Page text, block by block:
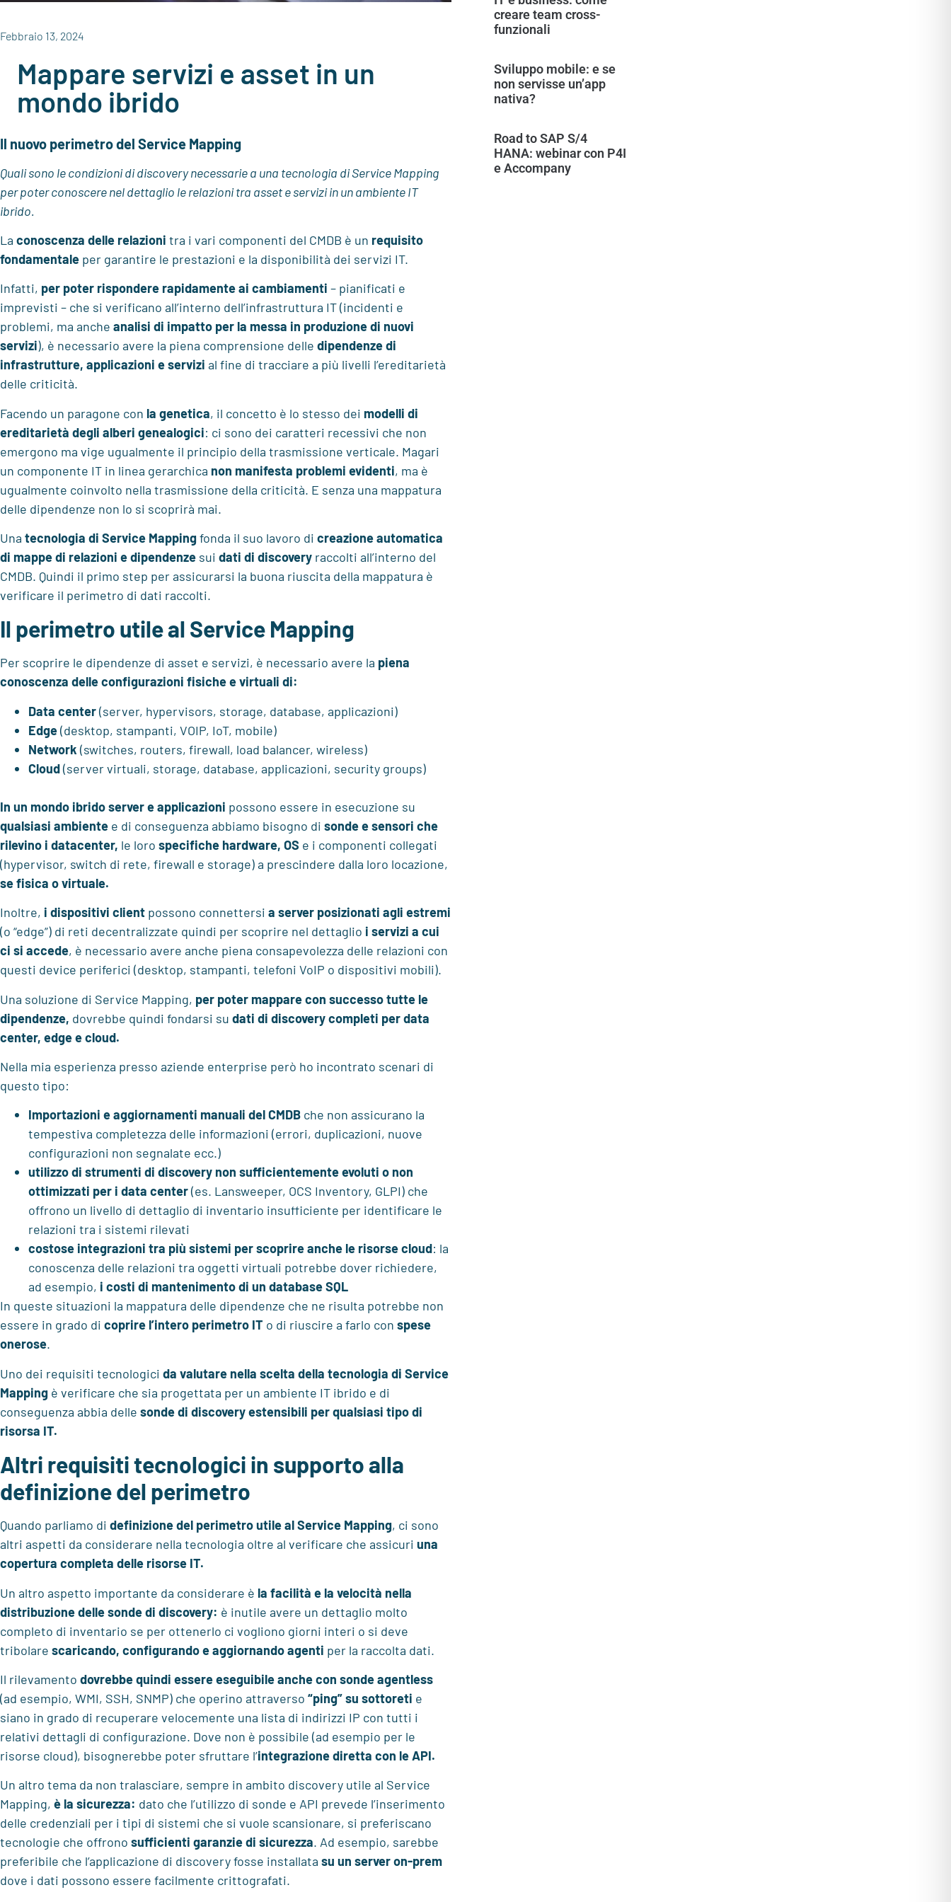
Febbraio 13, 2024
Mappare servizi e asset in un
mondo ibrido
Il nuovo perimetro del Service Mapping
Quali sono le condizioni di discovery necessarie a una tecnologia di Service Mapping
per poter conoscere nel dettaglio le relazioni tra asset e servizi in un ambiente IT
ibrido.
La conoscenza delle relazioni tra i vari componenti del CMDB è un requisito
fondamentale per garantire le prestazioni e la disponibilità dei servizi IT.
Infatti, per poter rispondere rapidamente ai cambiamenti – pianificati e
imprevisti – che si verificano all’interno dell’infrastruttura IT (incidenti e
problemi, ma anche analisi di impatto per la messa in produzione di nuovi
servizi), è necessario avere la piena comprensione delle dipendenze di
infrastrutture, applicazioni e servizi al fine di tracciare a più livelli l’ereditarietà
delle criticità.
Facendo un paragone con la genetica, il concetto è lo stesso dei modelli di
ereditarietà degli alberi genealogici: ci sono dei caratteri recessivi che non
emergono ma vige ugualmente il principio della trasmissione verticale. Magari
un componente IT in linea gerarchica non manifesta problemi evidenti, ma è
ugualmente coinvolto nella trasmissione della criticità. E senza una mappatura
delle dipendenze non lo si scoprirà mai.
Una tecnologia di Service Mappingfonda il suo lavoro di creazione automatica
di mappe di relazioni e dipendenze sui dati di discovery raccolti all’interno del
CMDB. Quindi il primo step per assicurarsi la buona riuscita della mappatura è
verificare il perimetro di dati raccolti.
Il perimetro utile al Service Mapping
Per scoprire le dipendenze di asset e servizi, è necessario avere la piena
conoscenza delle configurazioni fisiche e virtuali di:
Data center(server, hypervisors, storage, database, applicazioni)
Edge(desktop, stampanti, VOIP, IoT, mobile)
Network (switches, routers, firewall, load balancer, wireless)
Cloud(server virtuali, storage, database, applicazioni, security groups)
In un mondo ibrido server e applicazioni possono essere in esecuzione su
qualsiasi ambiente e di conseguenza abbiamo bisogno di sonde e sensori che
rilevino i datacenter, le loro specifiche hardware, OS e i componenti collegati
(hypervisor, switch di rete, firewall e storage) a prescindere dalla loro locazione,
sefisica o virtuale.
Inoltre, i dispositivi client possono connettersi a server posizionati agli estremi
(o “edge”) di reti decentralizzate quindi per scoprire nel dettaglio i servizi a cui
ci si accede, è necessario avere anche piena consapevolezza delle relazioni con
questi device periferici (desktop, stampanti, telefoni VoIP o dispositivi mobili).
Una soluzione di Service Mapping, per poter mappare con successo tutte le
dipendenze, dovrebbe quindi fondarsi su dati di discovery completi per data
center, edge e cloud.
Nella mia esperienza presso aziende enterprise però ho incontrato scenari di
questo tipo:
Importazioni e aggiornamenti manuali del CMDB che non assicurano la
tempestiva completezza delle informazioni (errori, duplicazioni, nuove
configurazioni non segnalate ecc.)
utilizzo di strumenti di discovery non sufficientemente evoluti o non
ottimizzati per i data center(es. Lansweeper, OCS Inventory, GLPI) che
offrono un livello di dettaglio di inventario insufficiente per identificare le
relazioni tra i sistemi rilevati
costose integrazioni tra più sistemi per scoprire anche le risorse cloud: la
conoscenza delle relazioni tra oggetti virtuali potrebbe dover richiedere,
ad esempio, i costi di mantenimento di un database SQL
In queste situazioni la mappatura delle dipendenze che ne risulta potrebbe non
essere in grado di coprire l’intero perimetro IT o di riuscire a farlo con spese
onerose.
Uno dei requisiti tecnologici da valutare nella scelta della tecnologia di Service
Mapping è verificare che sia progettata per un ambiente IT ibrido e di
conseguenza abbia delle sonde di discovery estensibili per qualsiasi tipo di
risorsa IT.
Altri requisiti tecnologici in supporto alla
definizione del perimetro
Quando parliamo di definizione del perimetro utile al Service Mapping, ci sono
altri aspetti da considerare nella tecnologia oltre al verificare che assicuri una
copertura completa delle risorse IT.
Un altro aspetto importante da considerare è la facilità e la velocità nella
distribuzione delle sonde di discovery: è inutile avere un dettaglio molto
completo di inventario se per ottenerlo ci vogliono giorni interi o si deve
tribolare scaricando, configurando e aggiornando agenti per la raccolta dati.
Il rilevamento dovrebbe quindi essere eseguibile anche con sonde agentless
(ad esempio, WMI, SSH, SNMP) che operino attraverso “ping” su sottoreti e
siano in grado di recuperare velocemente una lista di indirizzi IP con tutti i
relativi dettagli di configurazione. Dove non è possibile (ad esempio per le
risorse cloud), bisognerebbe poter sfruttare l’integrazione diretta con le API.
Un altro tema da non tralasciare, sempre in ambito discovery utile al Service
Mapping, è la sicurezza: dato che l’utilizzo di sonde e API prevede l’inserimento
delle credenziali per i tipi di sistemi che si vuole scansionare, si preferiscano
tecnologie che offrono sufficienti garanzie di sicurezza. Ad esempio, sarebbe
preferibile che l’applicazione di discovery fosse installata su un server on-prem
dove i dati possono essere facilmente crittografati.
creare team cross-
funzionali
Sviluppo mobile: e se
non servisse un’app
nativa?
Road to SAP S/4
HANA: webinar con P4I
e Accompany